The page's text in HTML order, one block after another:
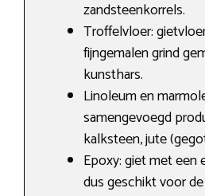
zandsteenkorrels.
Troffelvloer:
fijngemalen grind
kunsthars.
Linoleum en
samengevoegd
kalksteen, jute
Epoxy: giet met een
dus geschikt voor